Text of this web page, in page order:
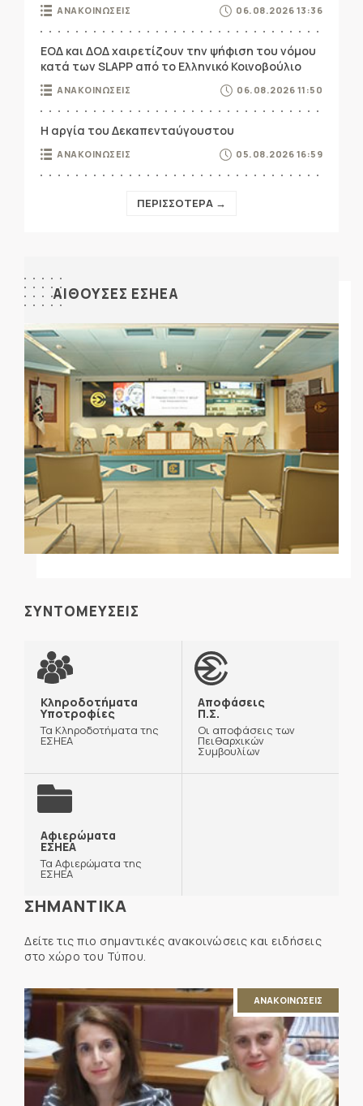
ΑΝΑΚΟΙΝΩΣΕΙΣ 06.08.2026 13:36
ΕΟΔ και ΔΟΔ χαιρετίζουν την ψήφιση του νόμου
κατά των SLAPP από το Ελληνικό Κοινοβούλιο
ΑΝΑΚΟΙΝΩΣΕΙΣ 06.08.2026 11:50
Η αργία του Δεκαπενταύγουστου
ΑΝΑΚΟΙΝΩΣΕΙΣ 05.08.2026 16:59
ΠΕΡΙΣΣΟΤΕΡΑ →
ΑΙΘΟΥΣΕΣ ΕΣΗΕΑ
ΣΥΝΤΟΜΕΥΣΕΙΣ
Κληροδοτήματα
Υποτροφίες
Τα Κληροδοτήματα της
ΕΣΗΕΑ
Αποφάσεις
Π.Σ.
Οι αποφάσεις των
Πειθαρχικών
Συμβουλίων
Αφιερώματα
ΕΣΗΕΑ
Τα Αφιερώματα της
ΕΣΗΕΑ
ΣΗΜΑΝΤΙΚΑ
Δείτε τις πιο σημαντικές ανακοινώσεις και ειδήσεις
στο χώρο του Τύπου.
ΑΝΑΚΟΙΝΩΣΕΙΣ